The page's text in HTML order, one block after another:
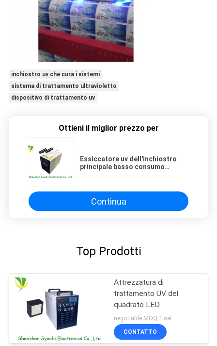
inchiostro uv che cura i sistemi
sistema di trattamento ultravioletto
dispositivo di trattamento uv
Ottieni il miglior prezzo per
Essiccatore uv dell'inchiostro
principale basso consumo
Continua
Top Prodotti
Attrezzatura di
trattamento UV del
quadrato LED
negotiable MOQ:1 set
CONTATTO